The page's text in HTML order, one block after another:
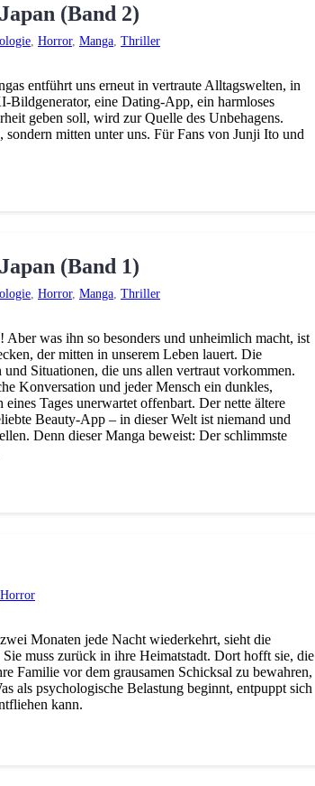
(Band 2)
Horror, Manga Thriller
entführt uns erneut in vertraute Alltagswelten, in
Bildgenerator, eine Dating-App, ein harmloses
geben soll, wird zur Quelle des Unbehagens.
mitten unter uns. Für Fans von Junji Ito und
(Band 1)
Horror, Manga Thriller
was ihn so besonders und unheimlich macht, ist
der mitten in unserem Leben lauert. Die
Situationen, die uns allen vertraut vorkommen.
Konversation und jeder Mensch ein dunkles,
Tages unerwartet offenbart. Der nette ältere
Beauty-App – in dieser Welt ist niemand und
Denn dieser Manga beweist: Der schlimmste
Horror
Monaten jede Nacht wiederkehrt, sieht die
muss zurück in ihre Heimatstadt. Dort hofft sie, die
Familie vor dem grausamen Schicksal zu bewahren,
als psychologische Belastung beginnt, entpuppt sich
kann.